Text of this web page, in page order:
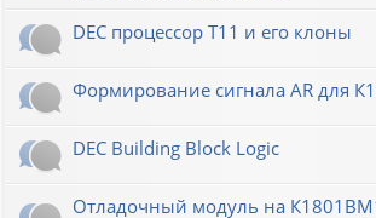
DEC процессор T11 и его клоны
Формирование сигнала AR для
DEC Building Block Logic
Отладочный модуль на